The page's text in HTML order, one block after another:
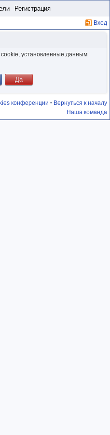
Регистрация
Вход
cookie, установленные данным
• Вернуться к началу
конференции
Наша команда